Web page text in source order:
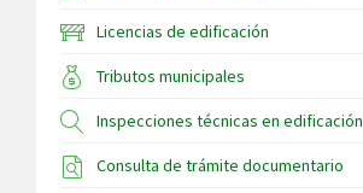
Licencias de edificación
Tributos municipales
Inspecciones técnicas en edificación
Consulta de trámite documentario